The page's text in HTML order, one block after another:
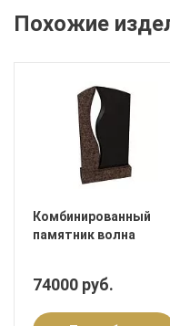
Похожие
Комбинированный
памятник волна
74000 руб.